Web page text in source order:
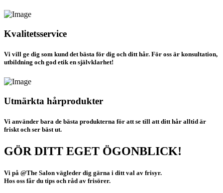
Kvalitetsservice
Vi vill ge dig som kund det bästa för dig och ditt hår. För oss är konsultation,
utbildning och god etik en självklarhet!
Utmärkta hårprodukter
Vi använder bara de bästa produkterna för att se till att ditt hår alltid är
friskt och ser bäst ut.
GÖR DITT EGET ÖGONBLICK!
Vi på @The Salon vägleder dig gärna i ditt val av frisyr.
Hos oss får du tips och råd av frisörer.